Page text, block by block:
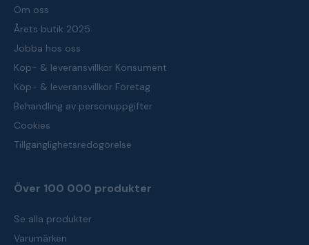
Om oss
Årets butik 2025
Jobba hos oss
Köp- & leveransvillkor Konsument
Köp- & leveransvillkor Företag
Behandling av personuppgifter
Cookies
Tillgänglighetsredogörelse
Över 100 000 produkter
Se alla produkter
Varumärken